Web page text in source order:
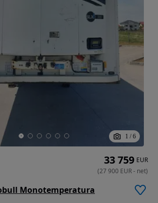
1 / 6
Monotemperatura
33 759 EUR
(27 900 EUR- net)